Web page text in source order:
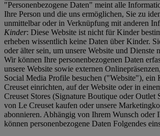
"Personenbezogene Daten" meint alle
Ihre Person und die uns ermöglichen, Sie zu
unmittelbar oder in Verknüpfung mit anderen
Kinder: Diese Website ist nicht für Kinder
erheben wissentlich keine Daten über Kinder.
oder älter sein, um unsere Website und Dienste
Wir können Ihre personenbezogenen Daten
unsere Website sowie externen
Social Media Profile besuchen ("Website"), ein
Creuset einrichten, auf der Website oder in
Creuset Stores (Signature Boutique oder Outlet
von Le Creuset kaufen oder unsere
abonnieren. Abhängig von Ihrem Wunsch oder
können personenbezogene Daten Folgendes